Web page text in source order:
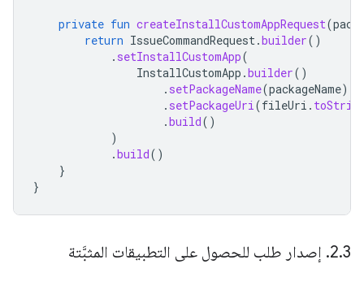
private fun createInstallCustomAppRequest(
return IssueCommandRequest.builder()
. setInstallCustomApp(
InstallCustomApp .builder()
. setPackageName(packageName)
. setPackageUri(fileUri .
.build()
)
.build()
}
}
‫2.3
. إصدار طلب للحصول على التطبيقات المثبَّتة